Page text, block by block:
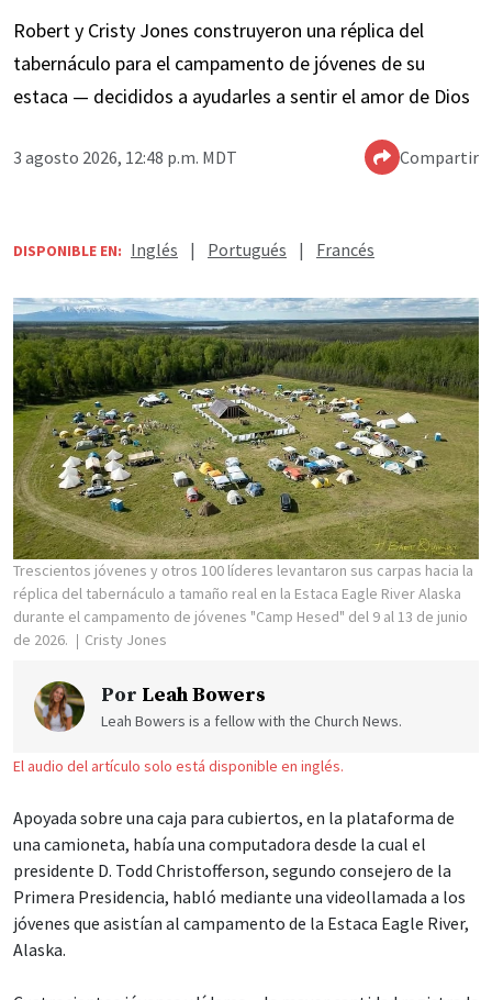
Robert y Cristy Jones construyeron una réplica del
tabernáculo para el campamento de jóvenes de su
estaca — decididos a ayudarles a sentir el amor de Dios
3 agosto 2026, 12:48 p.m. MDT Compartir
DISPONIBLE EN: Inglés | Portugués | Francés
Trescientos jóvenes y otros 100 líderes levantaron sus carpas hacia la
réplica del tabernáculo a tamaño real en la Estaca Eagle River Alaska
durante el campamento de jóvenes "Camp Hesed" del 9 al 13 de junio
de 2026.
Cristy Jones
Por Leah Bowers
Leah Bowers is a fellow with the Church News.
El audio del artículo solo está disponible en inglés.
Apoyada sobre una caja para cubiertos, en la plataforma de
una camioneta, había una computadora desde la cual el
presidente D. Todd Christofferson, segundo consejero de la
Primera Presidencia, habló mediante una videollamada a los
jóvenes que asistían al campamento de la Estaca Eagle River,
Alaska.